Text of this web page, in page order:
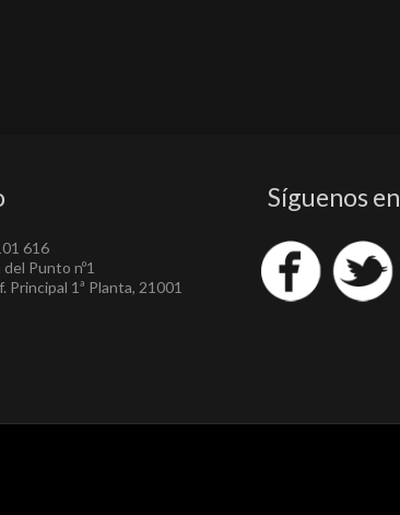
616
Punto nº1
Principal 1ª Planta, 21001
Síguenos en